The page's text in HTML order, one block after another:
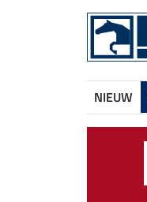
NIEUW